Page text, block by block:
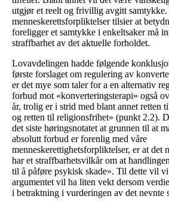
utgjør et reelt og frivillig avgitt
menneskerettsforpliktelser tilsier at
foreligger et samtykke i enkeltsaker må
straffbarhet av det aktuelle forholdet.
Lovavdelingen hadde følgende
første forslaget om regulering av
er det mye som taler for a en alternativ
forbud mot «konverteringsterapi» også
år, trolig er i strid med blant annet retten
og retten til religionsfrihet» (punkt 2.2).
det siste høringsnotatet at grunnen til at
absolutt forbud er forenlig med våre
menneskerettighetsforpliktelser, er at det
har et straffbarhetsvilkår om at
til å påføre psykisk skade». Til dette vil
argumentet vil ha liten vekt dersom
i betraktning i vurderingen av det nevnte